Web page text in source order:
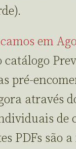
em
catálogo
pré-
através
de
PDFs são